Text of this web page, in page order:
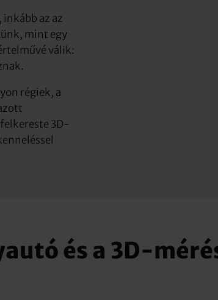
az az
mint egy
válik:
régiek, a
3D-
és a 3D-